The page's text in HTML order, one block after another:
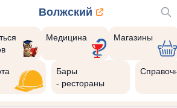
Волжский
Медицина Магазины
Бары
- рестораны